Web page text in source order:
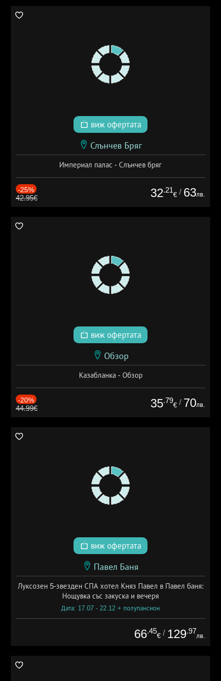
виж офертата
Слънчев Бряг
Империал палас - Слънчев бряг
-25%
42.95€ 32.21
€ / 63лв.
виж офертата
Обзор
Казабланка - Обзор
-20%
44.99€ 35.79
€ / 70лв.
виж офертата
Павел Баня
Луксозен 5-звезден СПА хотел Княз Павел в Павел баня:
Нощувка със закуска и вечеря
Дата: 17.07 - 22.12 + полупансион
66.45
€ / 129.97
лв.